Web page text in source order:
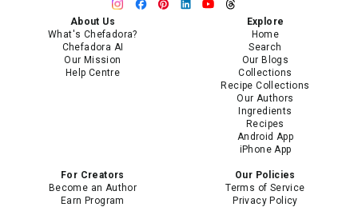
About Us
What's Chefadora?
Chefadora AI
Our Mission
Help Centre
Explore
Home
Search
Our Blogs
Collections
Recipe Collections
Our Authors
Ingredients
Recipes
Android App
iPhone App
For Creators
Become an Author
Earn Program
Our Policies
Terms of Service
Privacy Policy